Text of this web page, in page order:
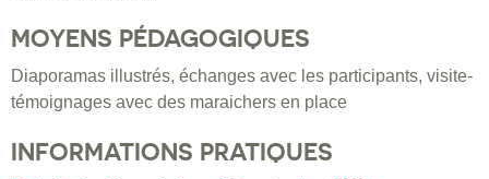
MOYENS PÉDAGOGIQUES
Diaporamas illustrés, échanges avec les participants, visite-
témoignages avec des maraichers en place
INFORMATIONS PRATIQUES